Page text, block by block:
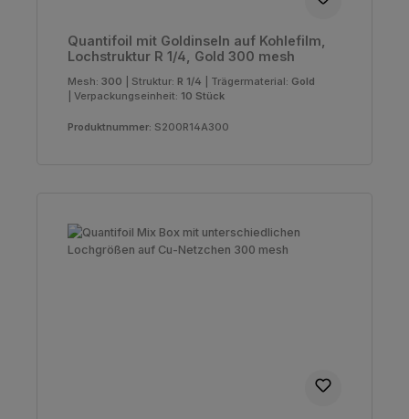
Quantifoil mit Goldinseln auf Kohlefilm,
Lochstruktur R 1/4, Gold 300 mesh
Mesh: 300 Struktur: R 1/4 Trägermaterial: Gold
Verpackungseinheit: 10 Stück
Produktnummer: S200R14A300